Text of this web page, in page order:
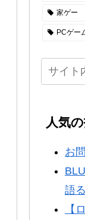
家ゲー
PCゲー
人気
お
語る
【